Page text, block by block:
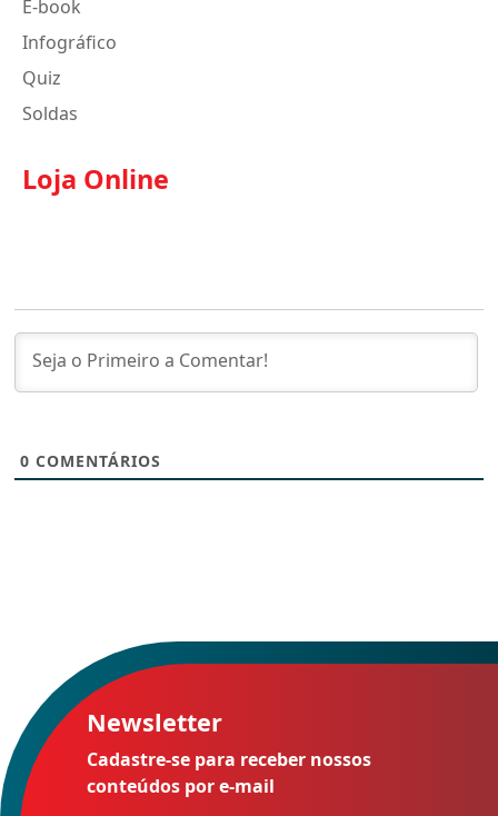
E-book
Infográfico
Quiz
Soldas
Loja Online
0 COMENTÁRIOS
Newsletter
Cadastre-se para receber nossos
conteúdos por e-mail